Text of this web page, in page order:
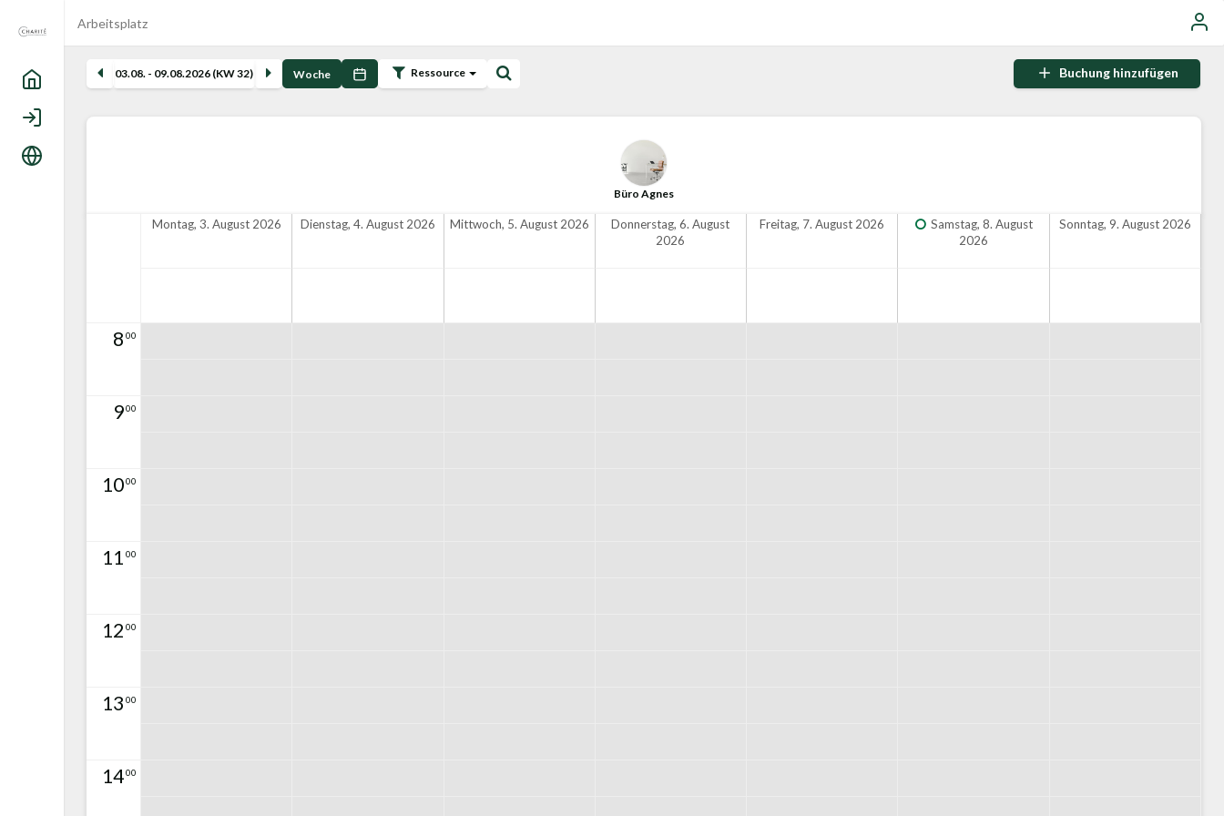
Home
Login
Arbeitsplatz
03.08. - 09.08.2026 (KW 32) Woche Ressource Buchung hinzufügen
Büro Agnes
Montag, 3. August 2026 Dienstag, 4. August 2026 Mittwoch, 5. August 2026
Donnerstag, 6. August
2026
Freitag, 7. August 2026
Samstag, 8. August
2026
Sonntag, 9. August 2026
8 00
900
1000
11 00
12 00
13 00
1400